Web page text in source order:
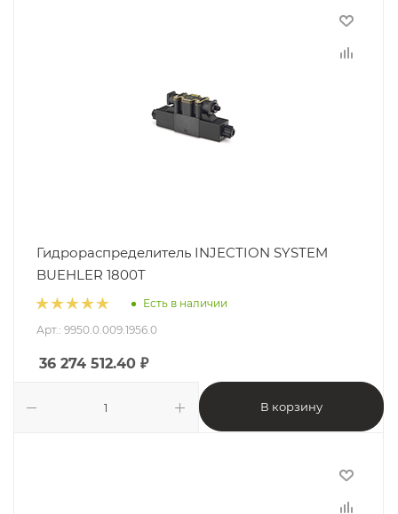
Гидрораспределитель INJECTION SYSTEM
BUEHLER 1800T
Есть в наличии
Арт.: 9950.0.009.1956.0
36 274 512.40 ₽
В корзину